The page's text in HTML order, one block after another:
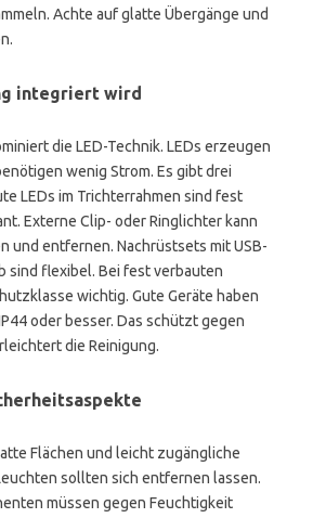
Achte auf glatte Übergänge und
integriert wird
die LED-Technik. LEDs erzeugen
wenig Strom. Es gibt drei
LEDs im Trichterrahmen sind fest
Externe Clip- oder Ringlichter kann
und entfernen. Nachrüstsets mit USB-
sind flexibel. Bei fest verbauten
wichtig. Gute Geräte haben
oder besser. Das schützt gegen
die Reinigung.
Flächen und leicht zugängliche
sollten sich entfernen lassen.
müssen gegen Feuchtigkeit